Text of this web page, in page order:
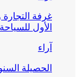
غرفة
الأول
آراء
الحصيلة